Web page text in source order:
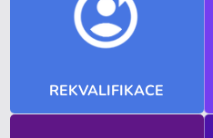
REKVALIFIKACE